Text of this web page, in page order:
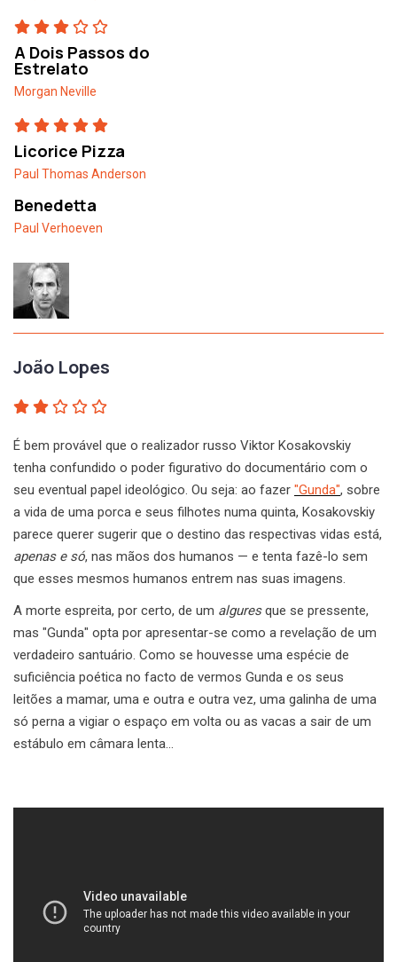
A Dois Passos do
Estrelato
Morgan Neville
Licorice Pizza
Paul Thomas Anderson
Benedetta
Paul Verhoeven
João Lopes
É bem provável que o realizador russo Viktor Kosakovskiy
tenha confundido o poder figurativo do documentário com o
seu eventual papel ideológico. Ou seja: ao fazer "Gunda", sobre
a vida de uma porca e seus filhotes numa quinta, Kosakovskiy
parece querer sugerir que o destino das respectivas vidas está,
apenas e só, nas mãos dos humanos — e tenta fazê-lo sem
que esses mesmos humanos entrem nas suas imagens.
A morte espreita, por certo, de um alguresque se pressente,
mas "Gunda" opta por apresentar-se como a revelação de um
verdadeiro santuário. Como se houvesse uma espécie de
suficiência poética no facto de vermos Gunda e os seus
leitões a mamar, uma e outra e outra vez, uma galinha de uma
só perna a vigiar o espaço em volta ou as vacas a sair de um
estábulo em câmara lenta…